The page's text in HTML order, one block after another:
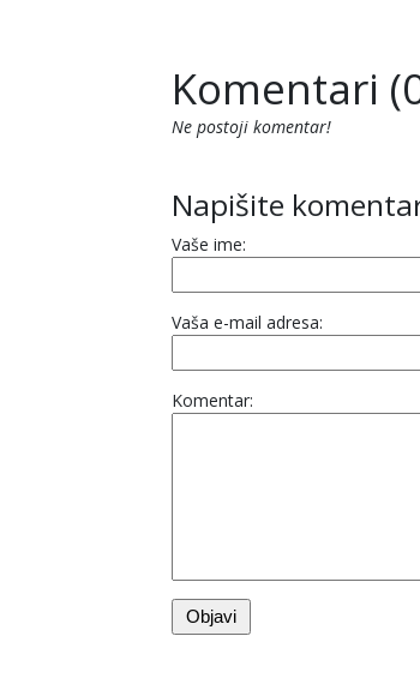
Komentari
Ne postoji komentar!
Napišite
Vaše ime:
Vaša e-mail adresa:
Komentar: